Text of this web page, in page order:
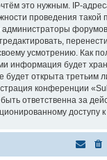
это нужным. IP-
проведения такой
администраторы
усмотрению. Как
информация будет
будет открыта третьим
конференции
ответственна за
доступу